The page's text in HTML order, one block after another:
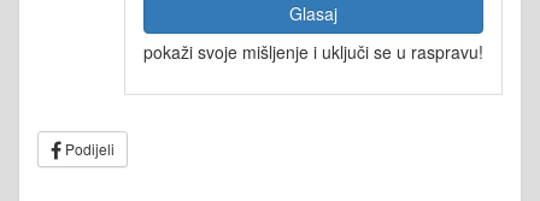
Glasaj
pokaži svoje mišljenje i uključi se u raspravu!
Podijeli